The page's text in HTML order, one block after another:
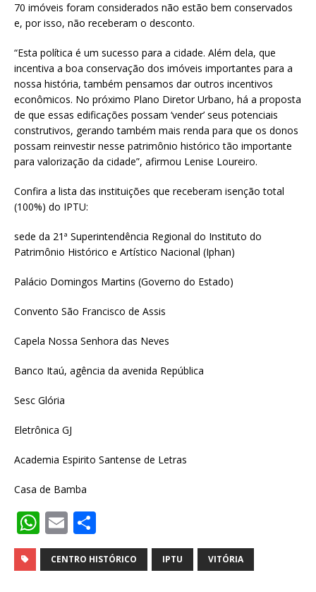
70 imóveis foram considerados não estão bem conservados
e, por isso, não receberam o desconto.
“Esta política é um sucesso para a cidade. Além dela, que
incentiva a boa conservação dos imóveis importantes para a
nossa história, também pensamos dar outros incentivos
econômicos. No próximo Plano Diretor Urbano, há a proposta
de que essas edificações possam ‘vender’ seus potenciais
construtivos, gerando também mais renda para que os donos
possam reinvestir nesse patrimônio histórico tão importante
para valorização da cidade”, afirmou Lenise Loureiro.
Confira a lista das instituições que receberam isenção total
(100%) do IPTU:
sede da 21ª Superintendência Regional do Instituto do
Patrimônio Histórico e Artístico Nacional (Iphan)
Palácio Domingos Martins (Governo do Estado)
Convento São Francisco de Assis
Capela Nossa Senhora das Neves
Banco Itaú, agência da avenida República
Sesc Glória
Eletrônica GJ
Academia Espirito Santense de Letras
Casa de Bamba
W
h
at
E
m
ai
h
ar
CENTRO HISTÓRICO IPTU VITÓRIA